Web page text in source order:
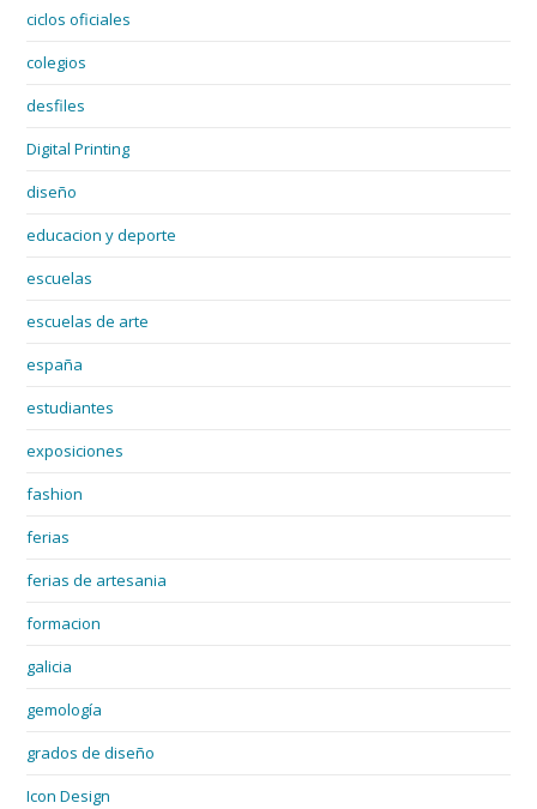
ciclos oficiales
colegios
desfiles
Digital Printing
diseño
educacion y deporte
escuelas
escuelas de arte
españa
estudiantes
exposiciones
fashion
ferias
ferias de artesania
formacion
galicia
gemología
grados de diseño
Icon Design